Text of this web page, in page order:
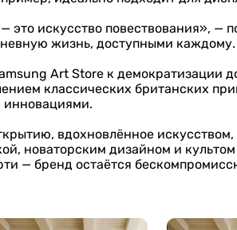
искусство повествования», —
жизнь, доступными
Art Store к демократизации
классических британских
инновациями.
вдохновлённое
новаторским дизайном и
— бренд остаётся